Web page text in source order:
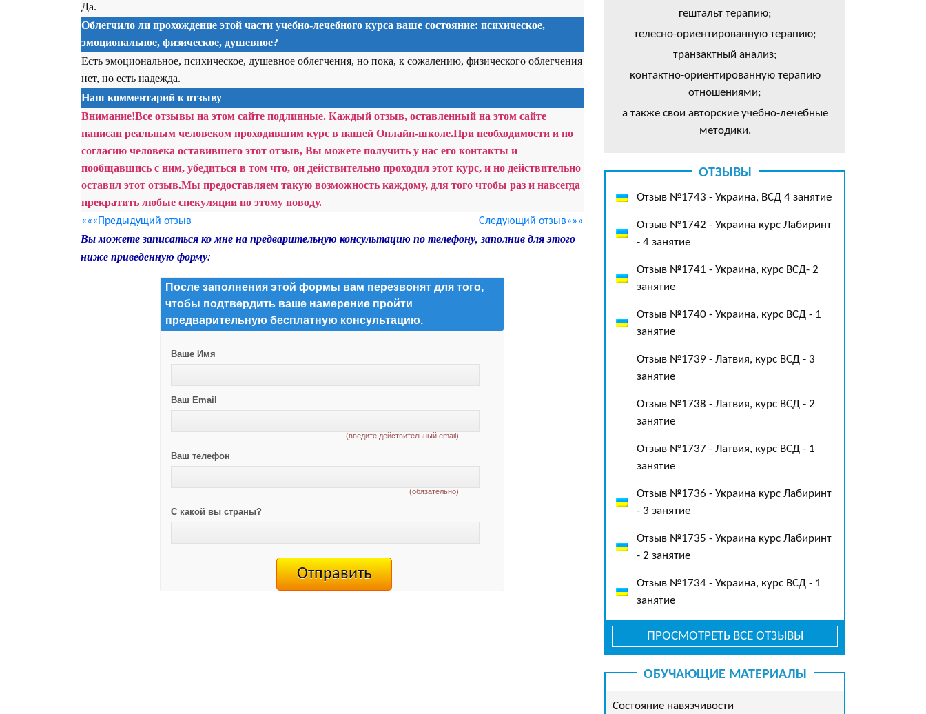
Да.
Облегчило ли прохождение этой части учебно-лечебного курса ваше состояние: психическое,
эмоциональное, физическое, душевное?
Есть эмоциональное, психическое, душевное облегчения, но пока, к сожалению, физического облегчения
нет, но есть надежда.
Наш комментарий к отзыву
Внимание!Все отзывы на этом сайте подлинные. Каждый отзыв, оставленный на этом сайте
написан реальным человеком проходившим курс в нашей Онлайн-школе.При необходимости и по
согласию человека оставившего этот отзыв, Вы можете получить у нас его контакты и
пообщавшись с ним, убедиться в том что, он действительно проходил этот курс, и но действительно
оставил этот отзыв.Мы предоставляем такую возможность каждому, для того чтобы раз и навсегда
прекратить любые спекуляции по этому поводу.
«««Предыдущий отзыв Следующий отзыв»»»
Вы можете записаться ко мне на предварительную консультацию по телефону, заполнив для этого
ниже приведенную форму:
После заполнения этой формы вам перезвонят для того,
чтобы подтвердить ваше намерение пройти
предварительную бесплатную консультацию.
Ваше Имя
Ваш Email
(введите действительный email)
Ваш телефон
(обязательно)
С какой вы страны?
гештальт терапию;
телесно-ориентированную терапию;
транзактный анализ;
контактно-ориентированную терапию
отношениями;
а также свои авторские учебно-лечебные
методики.
ОТЗЫВЫ
Отзыв №1743 - Украина, ВСД 4 занятие
Отзыв №1742 - Украина курс Лабиринт
- 4 занятие
Отзыв №1741 - Украина, курс ВСД- 2
занятие
Отзыв №1740 - Украина, курс ВСД - 1
занятие
Отзыв №1739 - Латвия, курс ВСД - 3
занятие
Отзыв №1738 - Латвия, курс ВСД - 2
занятие
Отзыв №1737 - Латвия, курс ВСД - 1
занятие
Отзыв №1736 - Украина курс Лабиринт
- 3 занятие
Отзыв №1735 - Украина курс Лабиринт
- 2 занятие
Отзыв №1734 - Украина, курс ВСД - 1
занятие
ПРОСМОТРЕТЬ ВСЕ ОТЗЫВЫ
ОБУЧАЮЩИЕ МАТЕРИАЛЫ
Состояние навязчивости